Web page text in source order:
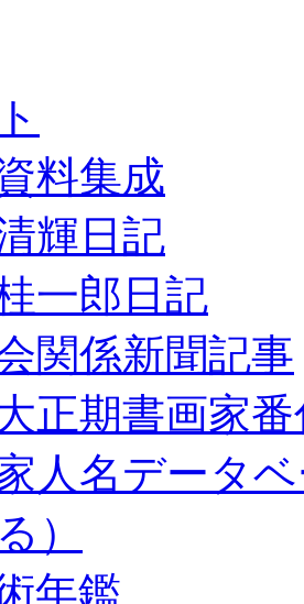
料集成
輝日記
一郎日記
関係新聞記事
正期書画家
人名データ
）
年鑑